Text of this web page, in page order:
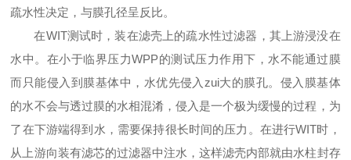
疏水性决定，与膜孔径呈反比。
在WIT测试时，装在滤壳上的疏水性过滤器，其上游浸没在
水中。在小于临界压力WPP的测试压力作用下，水不能通过膜
而只能侵入 到膜基体中，水优先侵入zui大的膜孔。侵入膜基体
的水不会与透过膜的水相混淆，侵入是一个极为缓慢的过程，为
了在下游端得到水， 需要保持很长时间的压力。在进行WIT时，
从上游向装有滤芯的过滤器中注水，这样滤壳内部就由水柱封存